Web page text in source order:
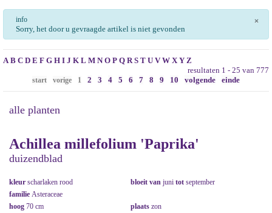
×
info
Sorry, het door u gevraagde artikel is niet gevonden
A B C D E F G H I J K L M N O P Q R S T U V W X Y Z
resultaten 1 - 25 van 777
start vorige 1 2 3 4 5 6 7 8 9 10 volgende einde
alle planten
Achillea millefolium 'Paprika'
duizendblad
kleur scharlaken rood bloeit van juni tot september
familie Asteraceae
hoog 70 cm plaats zon